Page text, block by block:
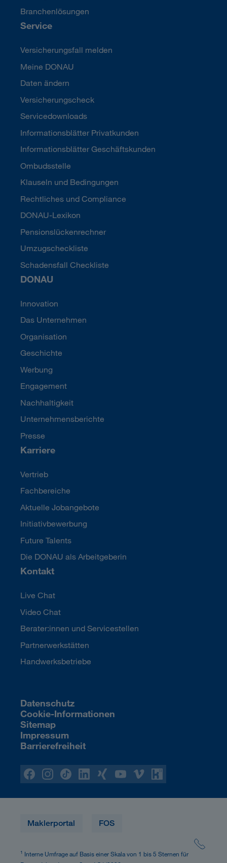
Maklerportal FOS
1 Interne Umfrage auf Basis einer Skala von 1 bis 5 Sternen für
Branchenlösungen
Service
Versicherungsfall melden
Meine DONAU
Daten ändern
Versicherungscheck
Servicedownloads
Informationsblätter Privatkunden
Informationsblätter Geschäftskunden
Ombudsstelle
Klauseln und Bedingungen
Rechtliches und Compliance
DONAU-Lexikon
Pensionslückenrechner
Umzugscheckliste
Schadensfall Checkliste
DONAU
Innovation
Das Unternehmen
Organisation
Geschichte
Werbung
Engagement
Nachhaltigkeit
Unternehmensberichte
Presse
Karriere
Vertrieb
Fachbereiche
Aktuelle Jobangebote
Initiativbewerbung
Future Talents
Die DONAU als Arbeitgeberin
Kontakt
Live Chat
Video Chat
Berater:innen und Servicestellen
Partnerwerkstätten
Handwerksbetriebe
Datenschutz
Cookie-Informationen
Sitemap
Impressum
Barrierefreiheit